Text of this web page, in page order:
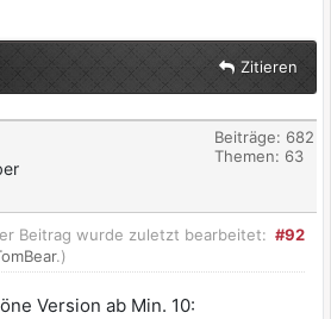
Zitieren
Beiträge: 682
Themen: 63
#92
Beitrag wurde zuletzt bearbeitet:
.)
Version ab Min. 10: